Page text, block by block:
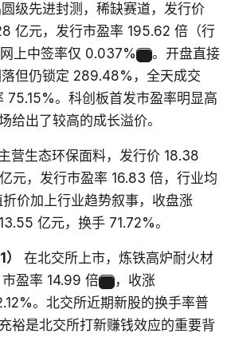
级先进封测，稀缺赛道，发行价
亿元，发行市盈率 195.62 倍（行
上中签率仅 0.037%
。开盘直接
但仍锁定 289.48%，全天成交
75.15%。科创板首发市盈率明显高
给出了较高的成长溢价。
营生态环保面料，发行价 18.38
元，发行市盈率 16.83 倍，行业均
价加上行业趋势叙事，收盘涨
亿元，换手 71.72%。
在北交所上市，炼铁高炉耐火材
盈率 14.99 倍
，收涨
。北交所近期新股的换手率普
裕是北交所打新赚钱效应的重要背